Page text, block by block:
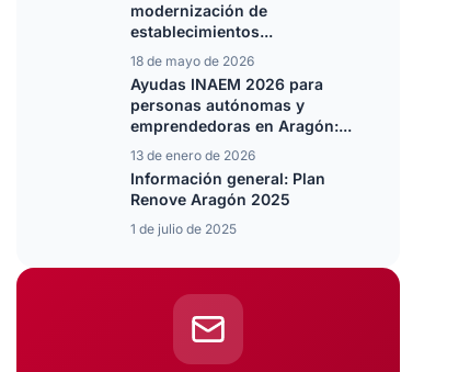
modernización de
establecimientos...
18 de mayo de 2026
Ayudas INAEM 2026 para
personas autónomas y
emprendedoras en Aragón:...
13 de enero de 2026
Información general: Plan
Renove Aragón 2025
1 de julio de 2025